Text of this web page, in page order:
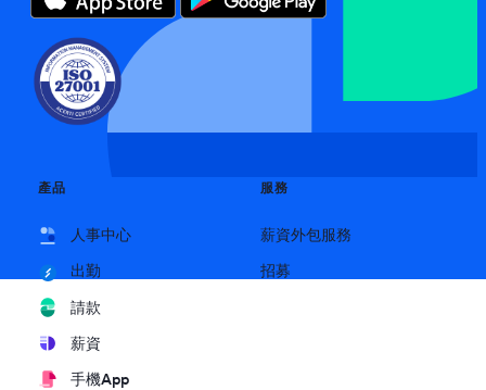
產品
人事中心
出勤
請款
薪資
手機App
服務
薪資外包服務
招募